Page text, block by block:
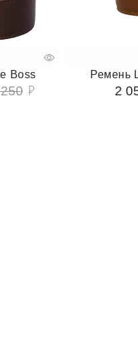
Boss Ремень
2